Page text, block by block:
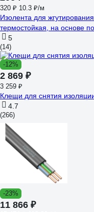
320 ₽ 10.3 ₽/м
Изолента для
термостойкая, на основе
5
(14)
-12%
2 869 ₽
3 259 ₽
Клещи для снятия
4.7
(266)
-23%
11 866 ₽